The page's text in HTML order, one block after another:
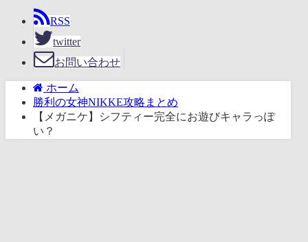
RSS
twitter
お問い合わせ
ホーム
勝利の女神NIKKE攻略まとめ
【メガニケ】シフティー完全にお遊びキャラっぽ
い？